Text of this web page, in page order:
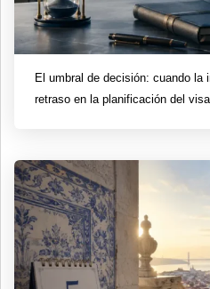
El umbral de decisión: cuando la
retraso en la planificación del